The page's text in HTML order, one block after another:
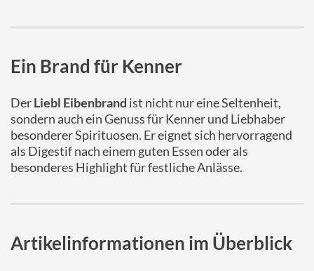
Ein Brand für Kenner
DerLiebl Eibenbrand ist nicht nur eine Seltenheit,
sondern auch ein Genuss für Kenner und Liebhaber
besonderer Spirituosen. Er eignet sich hervorragend
als Digestif nach einem guten Essen oder als
besonderes Highlight für festliche Anlässe.
Artikelinformationen im Überblick